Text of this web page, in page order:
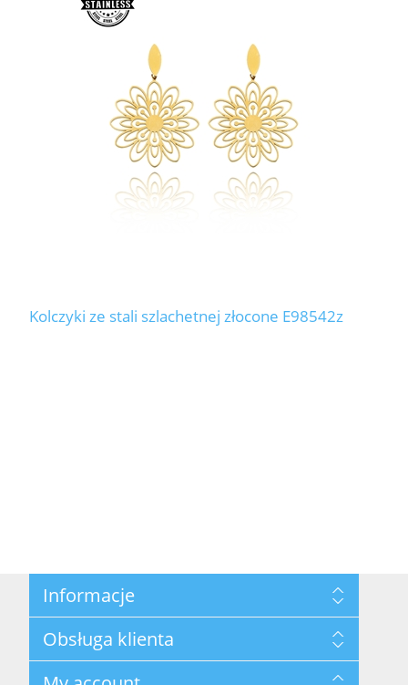
Kolczyki ze stali szlachetnej złocone E98542z
Informacje
Polityka prywatności
Regulamin hurtowni
O marce Yvon
Obsługa klienta